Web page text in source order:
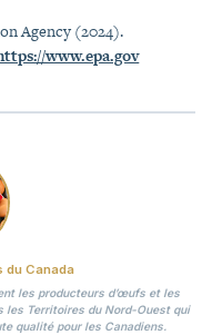
Agency (2024).
www.epa.gov
du Canada
les producteurs d’œufs et les
les Territoires du Nord-Ouest qui
qualité pour les Canadiens.